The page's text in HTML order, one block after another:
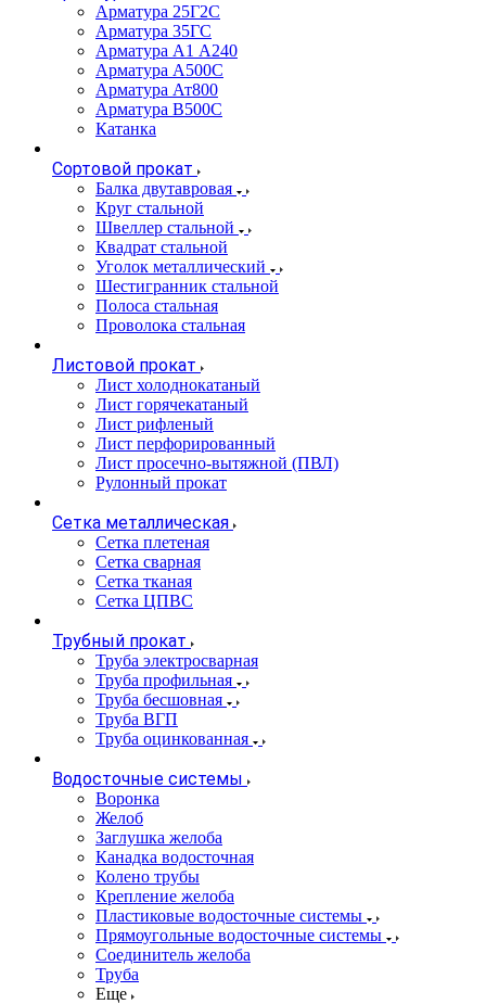
Арматура 25Г2С
Арматура 35ГС
Арматура А1 А240
Арматура А500С
Арматура Ат800
Арматура В500С
Катанка
Сортовой прокат
Балка двутавровая
Круг стальной
Швеллер стальной
Квадрат стальной
Уголок металлический
Шестигранник стальной
Полоса стальная
Проволока стальная
Листовой прокат
Лист холоднокатаный
Лист горячекатаный
Лист рифленый
Лист перфорированный
Лист просечно-вытяжной (ПВЛ)
Рулонный прокат
Сетка металлическая
Сетка плетеная
Сетка сварная
Сетка тканая
Сетка ЦПВС
Трубный прокат
Труба электросварная
Труба профильная
Труба бесшовная
Труба ВГП
Труба оцинкованная
Водосточные системы
Воронка
Желоб
Заглушка желоба
Канадка водосточная
Колено трубы
Крепление желоба
Пластиковые водосточные системы
Прямоугольные водосточные системы
Соединитель желоба
Труба
Еще